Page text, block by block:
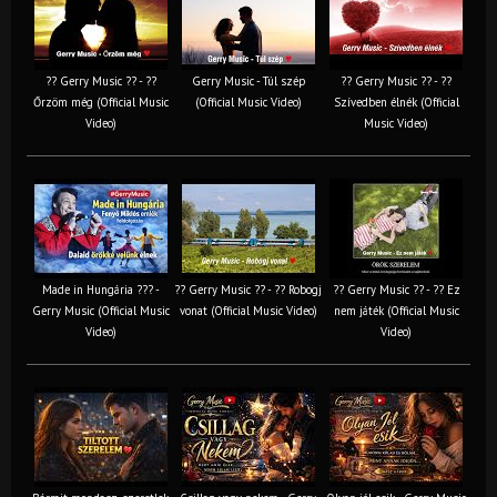
?? Gerry Music ?? - ??
Őrzöm még (Official Music
Video)
Gerry Music - Túl szép
(Official Music Video)
?? Gerry Music ?? - ??
Szívedben élnék (Official
Music Video)
Made in Hungária ??? -
Gerry Music (Official Music
Video)
?? Gerry Music ?? - ?? Robogj
vonat (Official Music Video)
?? Gerry Music ?? - ?? Ez
nem játék (Official Music
Video)